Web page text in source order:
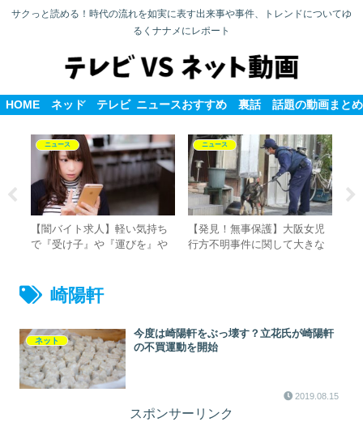
サクっと読める！時代の流れを如実に表す出来事や事件、トレンドについてゆ
るくナナメにレポート
HOME ネット テレビ ニュースおすすめ 裏話 話題の動画まとめ
ニュース
【闇バイト求人】軽い気持ち
で『受け子』や『運びを』や
悲惨な末路
ニュース
【発見！無事保護】大阪女児
行方不明事件に関して大きな
崎陽軒
ネット
今度は崎陽軒をぶっ壊す？立花氏が崎陽軒
の不買運動を開始
2019.08.15
スポンサーリンク